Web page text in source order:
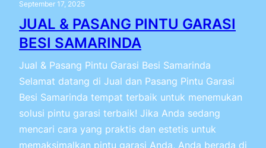
September 17, 2025
JUAL & PASANG PINTU GARASI
BESI SAMARINDA
Jual & Pasang Pintu Garasi Besi Samarinda
Selamat datang di Jual dan Pasang Pintu Garasi
Besi Samarinda tempat terbaik untuk menemukan
solusi pintu garasi terbaik! Jika Anda sedang
mencari cara yang praktis dan estetis untuk
memaksimalkan pintu garasi Anda, Anda berada di